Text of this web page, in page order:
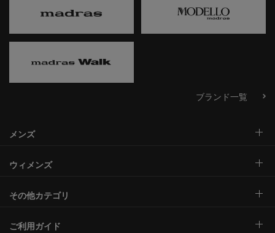
ブランド一覧
メンズ
ウィメンズ
その他カテゴリ
ご利用ガイド